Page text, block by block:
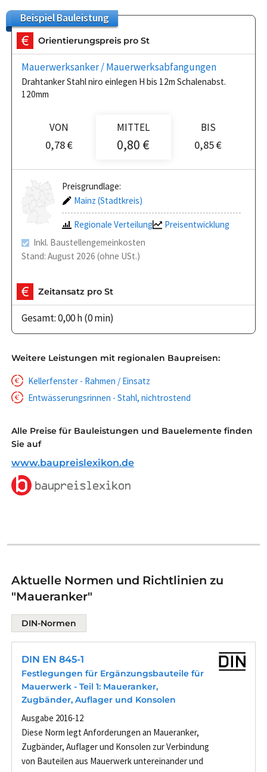
BeispielBauleistung
Orientierungspreis pro St
Mauerwerksanker / Mauerwerksabfangungen
Drahtanker Stahl niro einlegen H bis 12m Schalenabst.
120mm
VON
0,78 €
MITTEL
0,80 €
BIS
0,85 €
Preisgrundlage:
Mainz (Stadtkreis)
Regionale Verteilung
Preisentwicklung
Inkl. Baustellengemeinkosten
Stand: August 2026 (ohne USt.)
Zeitansatz pro St
Gesamt: 0,00 h (0 min)
Weitere Leistungen mit regionalen Baupreisen:
Kellerfenster - Rahmen / Einsatz
Entwässerungsrinnen - Stahl, nichtrostend
Alle Preise für Bauleistungen und Bauelemente finden
Sie auf
www.baupreislexikon.de
Aktuelle Normen und Richtlinien zu
"Maueranker"
DIN-Normen
DIN EN 845-1
Festlegungen für Ergänzungsbauteile für
Mauerwerk - Teil 1: Maueranker,
Zugbänder, Auflager und Konsolen
Ausgabe 2016-12
Diese Norm legt Anforderungen an Maueranker,
Zugbänder, Auflager und Konsolen zur Verbindung
von Bauteilen aus Mauerwerk untereinander und